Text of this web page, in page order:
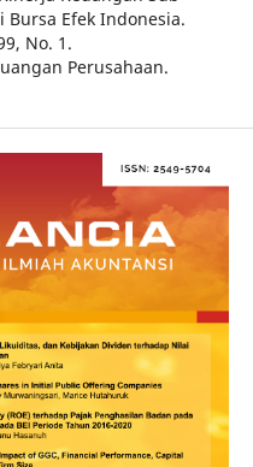
Bursa Efek Indonesia.
No. 1.
Perusahaan.